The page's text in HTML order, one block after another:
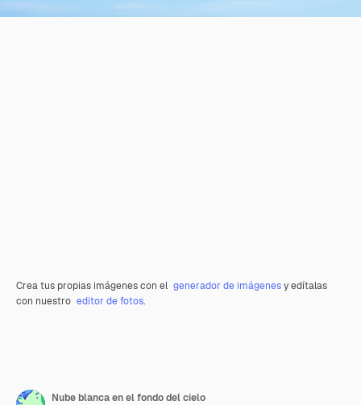
Crea tus propias imágenes con el generador de imágenesy edítalas
con nuestro editor de fotos.
Nube blanca en el fondo del cielo